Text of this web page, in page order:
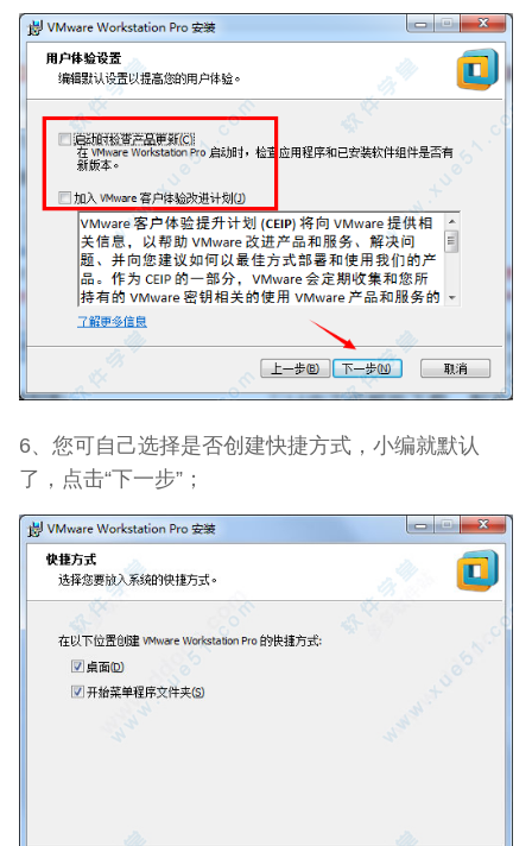
6、您可自己选择是否创建快捷方式，小编就默认
了，点击“下一步”；